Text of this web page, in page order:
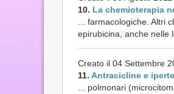
10. La chemioterapia
... farmacologiche. Altri
epirubicina, anche nelle
Creato il 04 Settembre
11. Antracicline e
... polmonari